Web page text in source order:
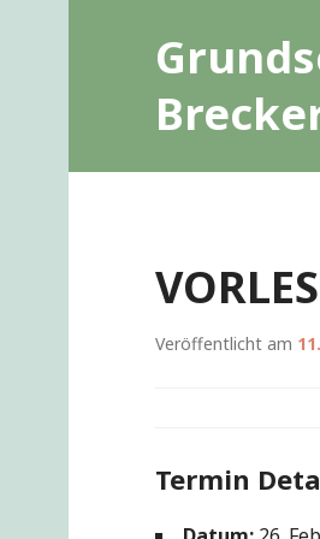
Veröffentlicht am
Termin